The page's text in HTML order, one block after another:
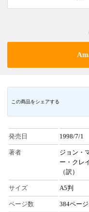
この商品をシェアする
発売日 1998/7/1
著者
ジョン・
ー・クレ
（訳）
サイズ A5判
ページ数 384ページ